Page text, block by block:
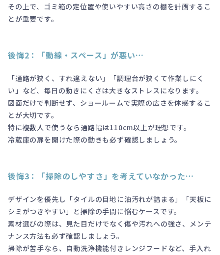
その上で、ゴミ箱の定位置や使いやすい高さの棚を計画するこ
とが重要です。
後悔2：「動線・スペース」が悪い…
「通路が狭く、すれ違えない」「調理台が狭くて作業しにく
い」など、毎日の動きにくさは大きなストレスになります。
図面だけで判断せず、ショールームで実際の広さを体感するこ
とが大切です。
特に複数人で使うなら通路幅は110cm以上が理想です。
冷蔵庫の扉を開けた際の動きも必ず確認しましょう。
後悔3：「掃除のしやすさ」を考えていなかった…
デザインを優先し「タイルの目地に油汚れが詰まる」「天板に
シミがつきやすい」と掃除の手間に悩むケースです。
素材選びの際は、見た目だけでなく傷や汚れへの強さ、メンテ
ナンス方法も必ず確認しましょう。
掃除が苦手なら、自動洗浄機能付きレンジフードなど、手入れ